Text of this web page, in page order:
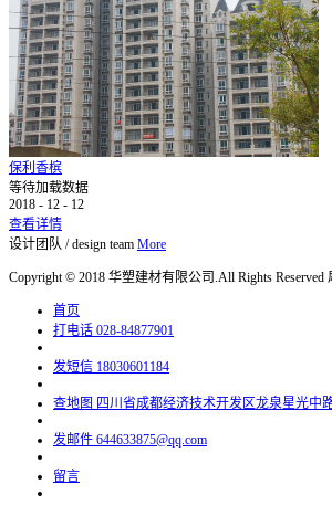
保利香槟
等待加载数据
2018 - 12 - 12
查看详情
设计团队 / design team More
Copyright © 2018 华塑建材有限公司.All Rights Reserved
首页
打电话 028-84877901
发短信 18030601184
查地图 四川省成都经济技术开发区龙泉星光中
发邮件 644633875@qq.com
留言